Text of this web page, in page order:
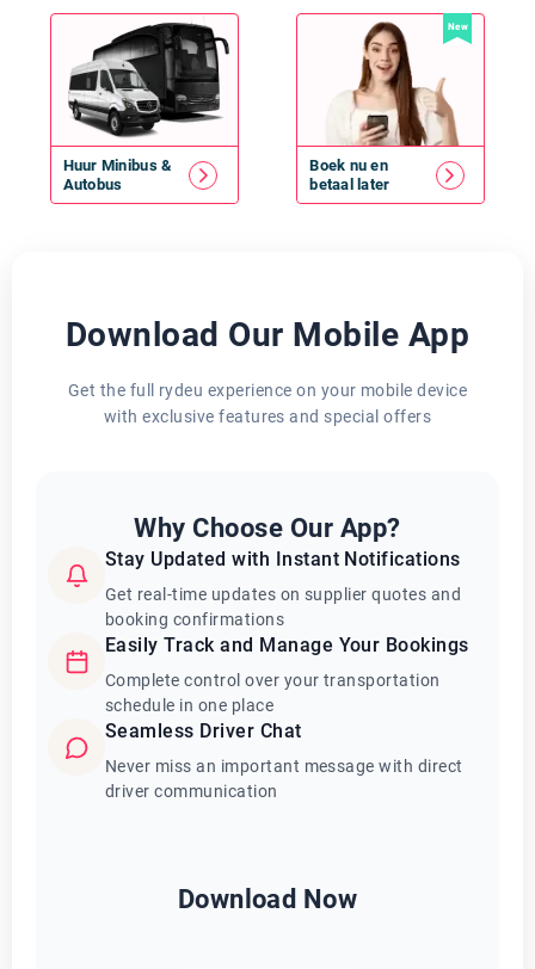
Huur Minibus&
Autobus
New
Boek nu en
betaal later
Download Our Mobile App
Get the full rydeu experience on your mobile device
with exclusive features and special offers
Why Choose Our App?
Stay Updated with Instant Notifications
Get real-time updates on supplier quotes and
booking confirmations
Easily Track and Manage Your Bookings
Complete control over your transportation
schedule in one place
Seamless Driver Chat
Never miss an important message with direct
driver communication
Download Now